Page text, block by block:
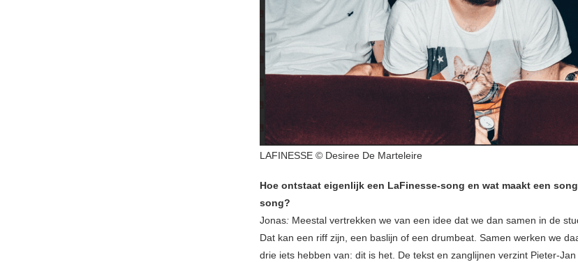
LAFINESSE © Desiree De Marteleire
Hoe ontstaat eigenlijk een LaFinesse-song en wat maakt een
song?
Jonas: Meestal vertrekken we van een idee dat we dan samen in de
Dat kan een riff zijn, een baslijn of een drumbeat. Samen werken we
drie iets hebben van: dit is het. De tekst en zanglijnen verzint Pieter-